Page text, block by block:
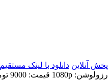
پخش آنلاین دانلود با لينک مستقيم
رزولوشن: 1080p
قيمت: 9000 تومان